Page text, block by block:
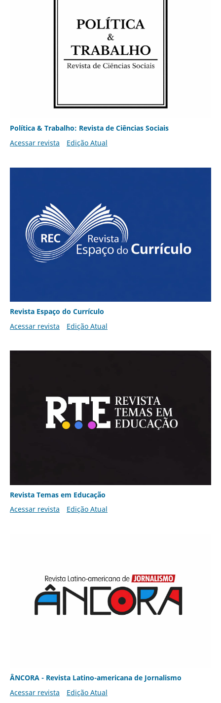
Política & Trabalho: Revista de Ciências Sociais
Acessar revista
Edição Atual
Revista Espaço do Currículo
Acessar revista
Edição Atual
Revista Temas em Educação
Acessar revista
Edição Atual
ÂNCORA - Revista Latino-americana de Jornalismo
Acessar revista
Edição Atual